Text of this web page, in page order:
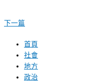
下一篇
首頁
社會
地方
政治